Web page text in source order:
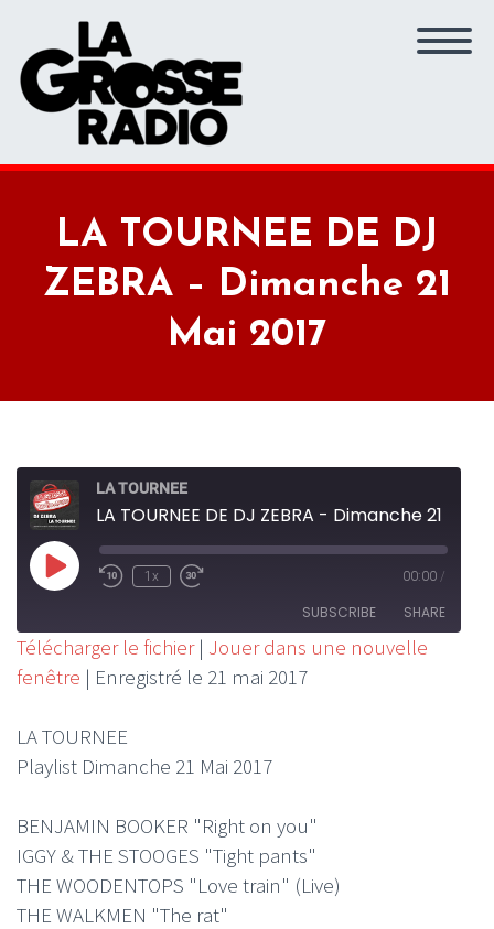
LA TOURNEE DE DJ
ZEBRA – Dimanche 21
Mai 2017
LA TOURNEE
Play
EpisodeRewind
Seconds
1x
Fast
30
seconds
00:00 /
SUBSCRIBE SHARE
RSS FEED
SHARE
EMBED
Télécharger le fichier| Jouer dans une nouvelle
fenêtre | Enregistré le 21 mai 2017
LA TOURNEE
Playlist Dimanche 21 Mai 2017
BENJAMIN BOOKER "Right on you"
IGGY & THE STOOGES "Tight pants"
THE WOODENTOPS "Love train" (Live)
THE WALKMEN "The rat"